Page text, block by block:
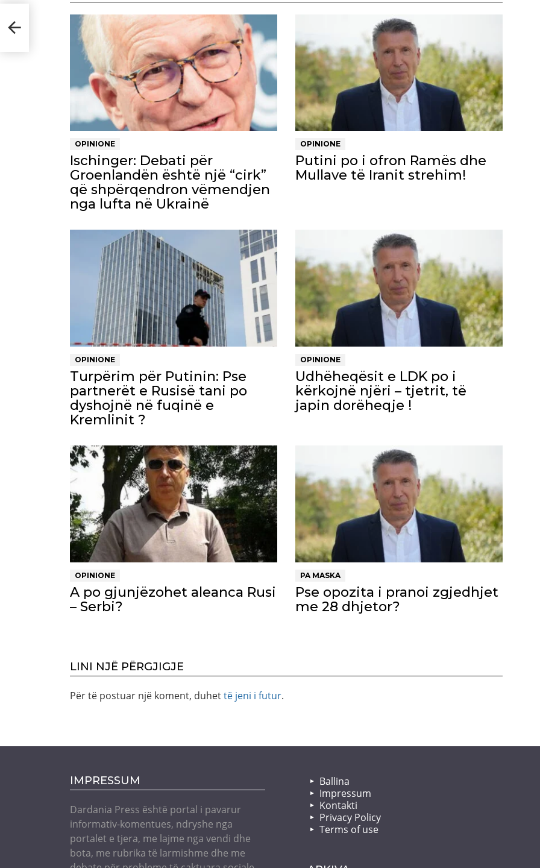
OPINIONE
Ischinger: Debati për
Groenlandën është një “cirk”
që shpërqendron vëmendjen
nga lufta në Ukrainë
OPINIONE
Putini po i ofron Ramës dhe
Mullave të Iranit strehim!
OPINIONE
Turpërim për Putinin: Pse
partnerët e Rusisë tani po
dyshojnë në fuqinë e
Kremlinit ?
OPINIONE
Udhëheqësit e LDK po i
kërkojnë njëri – tjetrit, të
japin dorëheqje !
OPINIONE
A po gjunjëzohet aleanca Rusi
– Serbi?
PA MASKA
Pse opozita i pranoi zgjedhjet
me 28 dhjetor?
LINI NJË PËRGJIGJE
Për të postuar një koment, duhettë jeni i futur.
IMPRESSUM
Dardania Press është portal i pavarur
informativ-komentues, ndryshe nga
portalet e tjera, me lajme nga vendi dhe
bota, me rubrika të larmishme dhe me
Ballina
Impressum
Kontakti
Privacy Policy
Terms of use